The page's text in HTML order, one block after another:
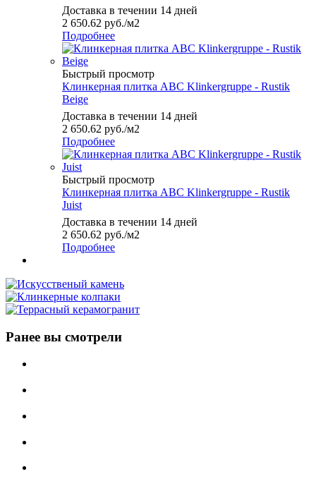
Доставка в течении 14 дней
2 650.62 руб./м2
Подробнее
Быстрый просмотр
Клинкерная плитка ABC Klinkergruppe - Rustik
Beige
Доставка в течении 14 дней
2 650.62 руб./м2
Подробнее
Быстрый просмотр
Клинкерная плитка ABC Klinkergruppe - Rustik
Juist
Доставка в течении 14 дней
2 650.62 руб./м2
Подробнее
Ранее вы смотрели